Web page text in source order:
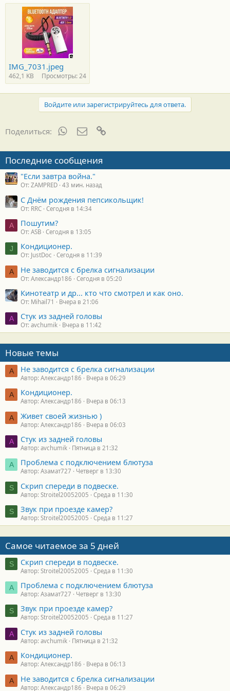
IMG_7031.jpeg
462,1 KB Просмотры: 24
Войдите или зарегистрируйтесь для ответа.
Поделиться: WhatsAppЭлектронная почта
Последние сообщения
"Если завтра война."
От: ZAMPRED 43 мин. назад
С Днём рождения пепсикольщик!
От: RRC Сегодня в 14:34
A Пошутим?
От: ASB Сегодня в 13:05
J Кондиционер.
От: JustDoc Сегодня в 11:39
А Не заводится с брелка сигнализации
От: Александр186 Сегодня в 05:20
Кинотеатр и др... кто что смотрел и как оно.
От: Mihail71 Вчера в 21:06
A Стук из задней головы
От: avchumik Вчера в 11:42
Новые темы
А Не заводится с брелка сигнализации
Автор: Александр186 Вчера в 06:29
А Кондиционер.
Автор: Александр186 Вчера в 06:13
А Живет своей жизнью )
Автор: Александр186 Вчера в 06:03
A Стук из задней головы
Автор: avchumik Пятница в 21:32
А Проблема с подключением блютуза
Автор: Азамат727 Четверг в 13:30
S Скрип спереди в подвеске.
Автор: Stroitel20052005 Среда в 11:30
S Звук при проезде камер?
Автор: Stroitel20052005 Среда в 11:27
Самое читаемое за 5 дней
S Скрип спереди в подвеске.
Автор: Stroitel20052005 Среда в 11:30
А Проблема с подключением блютуза
Автор: Азамат727 Четверг в 13:30
S Звук при проезде камер?
Автор: Stroitel20052005 Среда в 11:27
A Стук из задней головы
Автор: avchumik Пятница в 21:32
А Кондиционер.
Автор: Александр186 Вчера в 06:13
А Не заводится с брелка сигнализации
Автор: Александр186 Вчера в 06:29